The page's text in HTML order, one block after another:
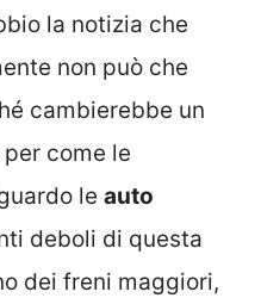
la notizia che
non può che
cambierebbe un
come le
le auto
deboli di questa
dei freni maggiori,